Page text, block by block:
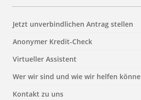
Jetzt unverbindlichen Antrag stellen
Anonymer Kredit-Check
Virtueller Assistent
Wer wir sind und wie wir helfen
Kontakt zu uns